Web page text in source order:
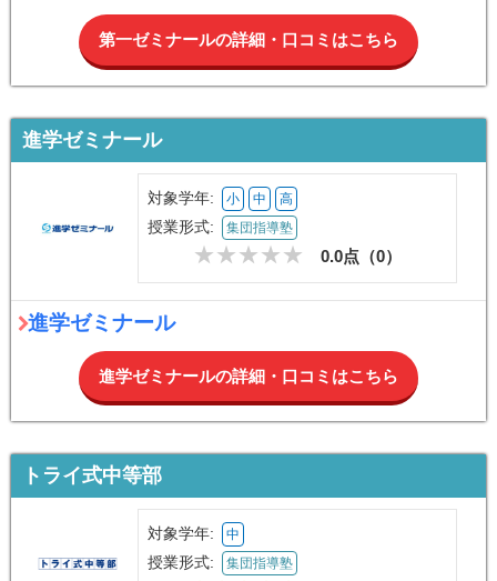
第一ゼミナールの詳細・口コミはこちら
進学ゼミナール
対象学年: 小 中 高
授業形式: 集団指導塾
0.0点（0）
進学ゼミナール
進学ゼミナールの詳細・口コミはこちら
トライ式中等部
対象学年: 中
授業形式: 集団指導塾